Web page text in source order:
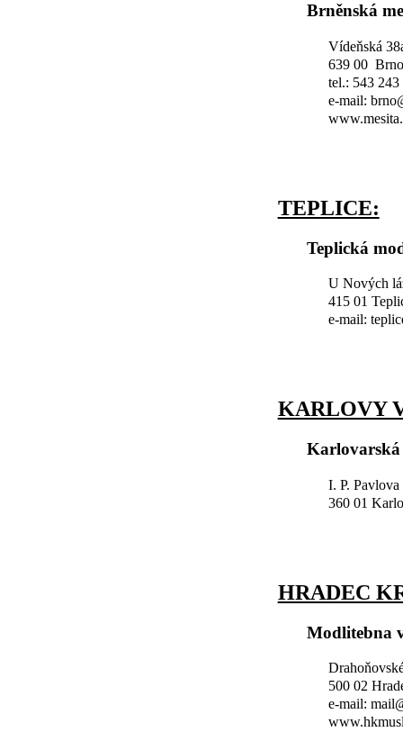
Brněnská
Vídeňská
639 00 Brno
tel.: 543 243
e-mail:
TEPLICE:
Teplická
U Nových
415 01
e-mail:
KARLOVY
I. P. Pavlova
360 01
HRADEC
Modlitebna
500 02
e-mail: